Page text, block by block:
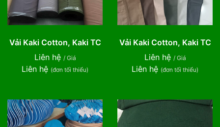
Vải Kaki Cotton, Kaki TC
Liên hệ / Giá
Liên hệ (đơn tối thiểu)
Vải Kaki Cotton, Kaki TC
Liên hệ / Giá
Liên hệ (đơn tối thiểu)